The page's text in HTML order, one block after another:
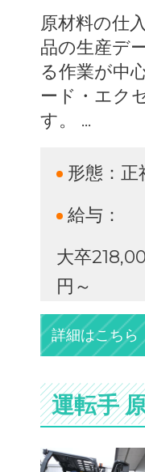
原材料の仕
品の生産デ
る作業が中
ード・エク
す。 ...
形態： 正
給与：
大卒
円～
詳細はこちら